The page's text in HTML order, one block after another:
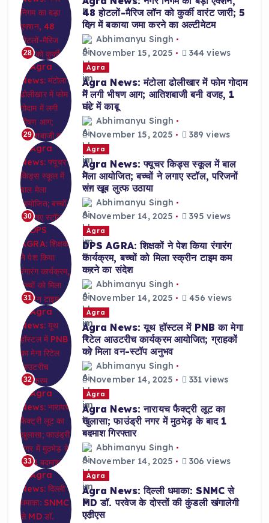
28
48 होटलों-मैरिज लॉन को कुर्की वारंट जारी; 5
दिन में बकाया जमा करने का अल्टीमेटम
Abhimanyu Singh
November 15, 2025
344 views
29
Agra
Agra News: मंटोला ढोलीखार में फोम गोदाम
में लगी भीषण आग; आतिशबाजी बनी वजह, 1
घंटे में काबू
Abhimanyu Singh
November 15, 2025
389 views
30
Agra
Agra News: फ्यूचर किड्स स्कूल में बाल
मेला आयोजित; बच्चों ने लगाए स्टॉल, परिजनों
संग खूब लुत्फ उठाया
Abhimanyu Singh
November 14, 2025
395 views
31
Agra
DPS AGRA: शिक्षकों ने पेश किया रंगारंग
कार्यक्रम, बच्चों को मिला स्क्रीन टाइम कम
करने का संदेश
Abhimanyu Singh
November 14, 2025
456 views
32
Agra
Agra News: यूथ हॉस्टल में PNB का मेगा
रिटेल आउटरीच कार्यक्रम आयोजित; ग्राहकों
को मिला वन-स्टॉप अनुभव
Abhimanyu Singh
November 14, 2025
331 views
33
Agra
Agra News: नारायच फैक्ट्री लूट का
खुलासा; फाउंड्री नगर में मुठभेड़ के बाद 1
बदमाश गिरफ्तार
Abhimanyu Singh
November 14, 2025
306 views
Agra
Agra News: दिल्ली धमाका: SNMC से
MD डॉ. परवेज के दोस्तों की कुंडली खंगालेगी
एटीएस